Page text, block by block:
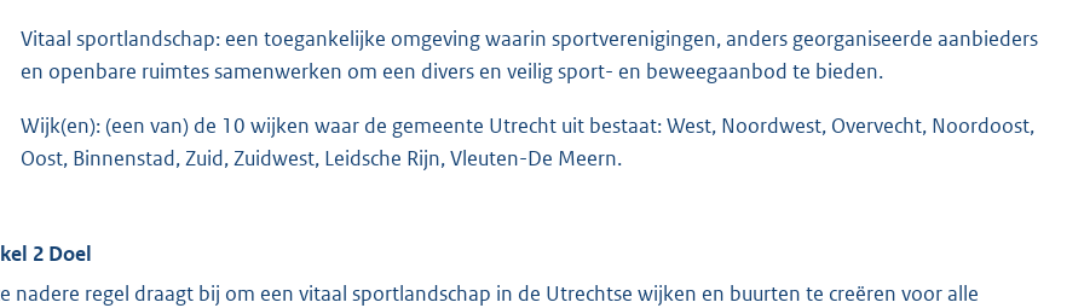
Vitaal sportlandschap: een toegankelijke omgeving waarin sportverenigingen, anders georganiseerde aanbieders
en openbare ruimtes samenwerken om een divers en veilig sport- en beweegaanbod te bieden.
Wijk(en): (een van) de 10 wijken waar de gemeente Utrecht uit bestaat: West, Noordwest, Overvecht, Noordoost,
Oost, Binnenstad, Zuid, Zuidwest, Leidsche Rijn, Vleuten-De Meern.
2 Doel
nadere regel draagt bij om een vitaal sportlandschap in de Utrechtse wijken en buurten te creëren voor alle